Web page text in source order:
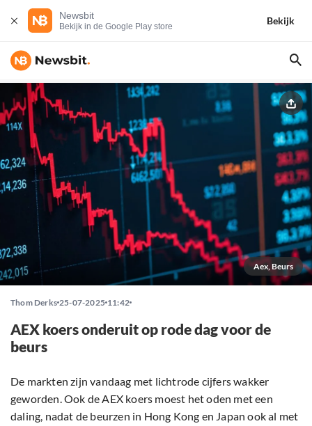
Newsbit
Bekijk in de Google Play store
Bekijk
Aex, Beurs
Thom Derks 25-07-2025 11:42
AEX koers onderuit op rode dag voor de
beurs
De markten zijn vandaag met lichtrode cijfers wakker
geworden. Ook de AEX koers moest het oden met een
daling, nadat de beurzen in Hong Kong en Japan ook al met